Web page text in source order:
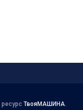
ТвояМАШИНА.